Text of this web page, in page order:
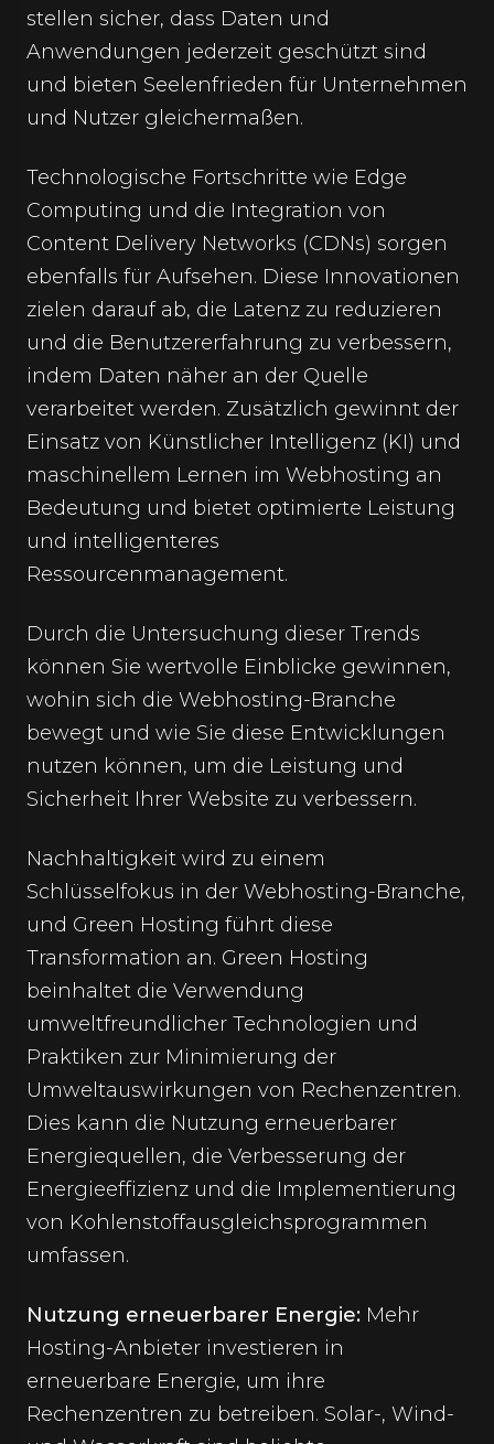
stellen sicher, dass Daten und
Anwendungen jederzeit geschützt sind
und bieten Seelenfrieden für Unternehmen
und Nutzer gleichermaßen.
Technologische Fortschritte wie Edge
Computing und die Integration von
Content Delivery Networks (CDNs) sorgen
ebenfalls für Aufsehen. Diese Innovationen
zielen darauf ab, die Latenz zu reduzieren
und die Benutzererfahrung zu verbessern,
indem Daten näher an der Quelle
verarbeitet werden. Zusätzlich gewinnt der
Einsatz von Künstlicher Intelligenz (KI) und
maschinellem Lernen im Webhosting an
Bedeutung und bietet optimierte Leistung
und intelligenteres
Ressourcenmanagement.
Durch die Untersuchung dieser Trends
können Sie wertvolle Einblicke gewinnen,
wohin sich die Webhosting-Branche
bewegt und wie Sie diese Entwicklungen
nutzen können, um die Leistung und
Sicherheit Ihrer Website zu verbessern.
Nachhaltigkeit wird zu einem
Schlüsselfokus in der Webhosting-Branche,
und Green Hosting führt diese
Transformation an. Green Hosting
beinhaltet die Verwendung
umweltfreundlicher Technologien und
Praktiken zur Minimierung der
Umweltauswirkungen von Rechenzentren.
Dies kann die Nutzung erneuerbarer
Energiequellen, die Verbesserung der
Energieeffizienz und die Implementierung
von Kohlenstoffausgleichsprogrammen
umfassen.
Nutzung erneuerbarer Energie: Mehr
Hosting-Anbieter investieren in
erneuerbare Energie, um ihre
Rechenzentren zu betreiben. Solar-, Wind-